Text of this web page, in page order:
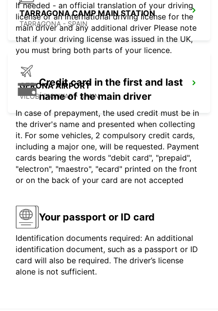
TARRAGONA CAMP MAIN STATION
TARRAGONA - SPAIN
GERONA AIRPORT
VILOBÍ D'ONYAR - SPAIN
If needed - an official translation of your driving
license or an international driving license for the
main driver and any additional driver Please note
that if your driving license was issued in the UK,
you must bring both parts of your licence.
Credit card in the first and last
name of the main driver
In case of prepayment, the used credit must be in
the driver's name and presented when collecting
it. For some vehicles, 2 compulsory credit cards,
including a major one, will be requested. Payment
cards bearing the words "debit card", "prepaid",
"electron", "maestro", "ecard" printed on the front
or on the back of your card are not accepted
Your passport or ID card
Identification documents required: An additional
identification document, such as a passport or ID
card will also be required. The driver’s license
alone is not sufficient.